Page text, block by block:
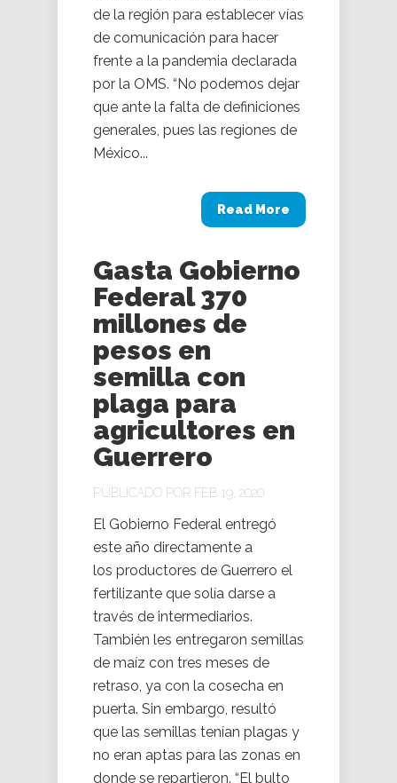
de la región para establecer vías
de comunicación para hacer
frente a la pandemia declarada
por la OMS. “No podemos dejar
que ante la falta de definiciones
generales, pues las regiones de
México...
Read More
Gasta Gobierno
Federal 370
millones de
pesos en
semilla con
plaga para
agricultores en
Guerrero
PUBLICADO POR FEB 19, 2020
El Gobierno Federal entregó
este año directamente a
los productores de Guerrero el
fertilizante que solía darse a
través de intermediarios.
También les entregaron semillas
de maíz con tres meses de
retraso, ya con la cosecha en
puerta. Sin embargo, resultó
que las semillas tenían plagas y
no eran aptas para las zonas en
donde se repartieron. “El bulto